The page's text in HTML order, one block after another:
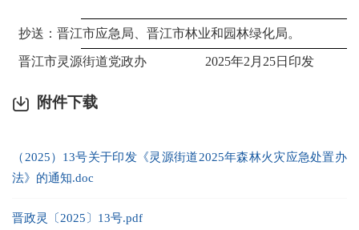
抄送：晋江市应急局、晋江市林业和园林绿化局。
晋江市灵源街道党政办 2025年2 月 25日印发
附件下载
（2025）13号关于印发《灵源街道2025年森林火灾应急处置办
法》的通知.doc
晋政灵〔2025〕13号.pdf